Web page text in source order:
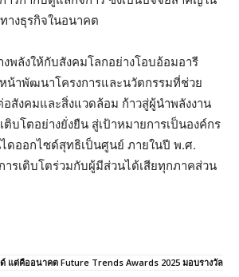
างธุรกิจในอนาคต
พลังให้กับสังคมโลกอย่างโอบอ้อมอารี
หน้าพัฒนาโครงการและนวัตกรรมที่ช่วย
สังคมและสิ่งแวดล้อม ก้าวสู่ผู้นำพลังงาน
ติบโตอย่างยั่งยืน สู่เป้าหมายการเป็นองค์กร
ดออกไซด์สุทธิเป็นศูนย์ ภายในปี พ.ศ.
ารเติบโตร่วมกับผู้มีส่วนได้เสียทุกภาคส่วน
ด์ แต่คืออนาคต Future Trends Awards 2025 มอบรางวัล